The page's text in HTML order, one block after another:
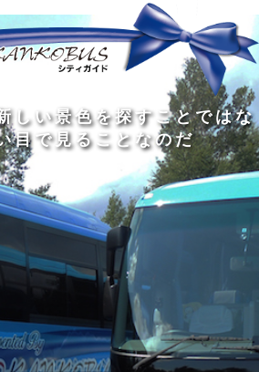
に こそ価値があ る
し い景色を探す ことではな
目 で見 る こ と なのだ
る ものは3つある。人と会
み 、旅 を す る ことだ
す るために旅をする
に こそ価値があ る
た 大人の中にも 、外に出た
ない小さな 子供がいる
す るためではな く、旅をす
た めで あ る
識 の大きな泉で ある